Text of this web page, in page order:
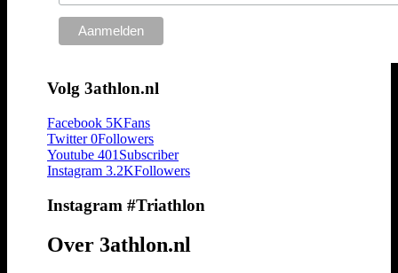
Volg 3athlon.nl
Facebook 5KFans
Twitter 0Followers
Youtube 401 Subscriber
Instagram 3.2KFollowers
Instagram #Triathlon
Over 3athlon.nl